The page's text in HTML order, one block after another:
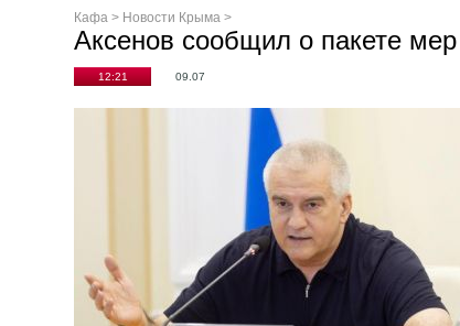
Кафа > Новости Крыма >
Аксенов сообщил о пакете
12:21 09.07